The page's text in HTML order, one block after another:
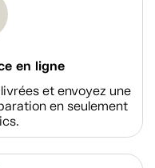
en ligne
et envoyez une
en seulement